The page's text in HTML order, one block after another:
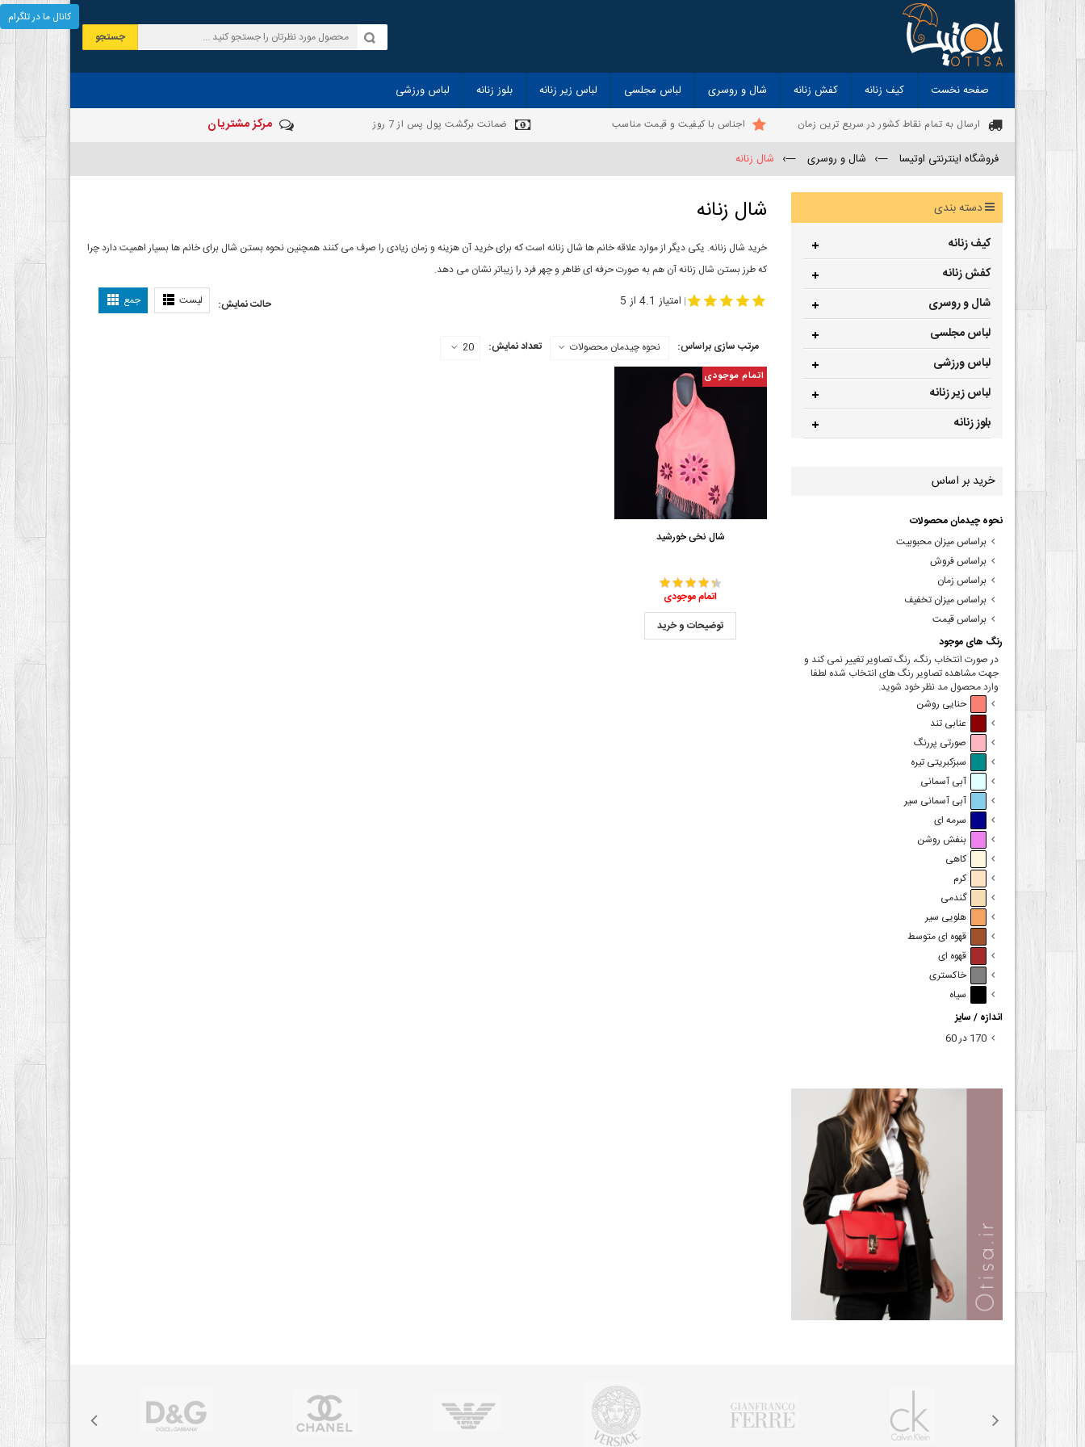
جستجو
صفحه نخست کیف زنانه کفش زنانه شال و روسری لباس مجلسی لباس زیر زنانه بلوز زنانه لباس ورزشی
ارسال به تمام نقاط کشور در سریع ترین زمان اجناس با کیفیت و قیمت مناسب ضمانت برگشت پول پس از 7 روز مرکز مشتریان
فروشگاه اینترنتی اوتیسا —› شال و روسری —› شال زنانه
شال زنانه
خرید شال زنانه. یکی دیگر از موارد علاقه خانم ها شال زنانه است که برای خرید آن هزینه و زمان زیادی را صرف می کنند همچنین نحوه بستن شال برای خانم ها بسیار اهمیت دارد چرا
که طرز بستن شال زنانه آن هم به صورت حرفه ای ظاهر و چهر فرد را زیباتر نشان می دهد.
حالت نمایش: لیست جمع | امتیاز 4.1 از 5
مرتب سازی براساس: نحوه چیدمان محصولات تعداد نمایش: 20
اتمام موجودی
شال نخی خورشید
اتمام موجودی
توضیحات و خرید
دسته بندی
کیف زنانه
کفش زنانه
شال و روسری
لباس مجلسی
لباس ورزشی
لباس زیر زنانه
بلوز زنانه
خرید بر اساس
نحوه چیدمان محصولات
براساس میزان محبوبیت
براساس فروش
براساس زمان
براساس میزان تخفیف
براساس قیمت
رنگ های موجود
در صورت انتخاب رنگ، رنگ تصاویر تغییر نمی کند و
جهت مشاهده تصاویر رنگ های انتخاب شده لطفا
وارد محصول مد نظر خود شوید.
حنایی روشن
عنابی تند
صورتی پررنگ
سبزکبریتی تیره
آبی آسمانی
آبی آسمانی سیر
سرمه ای
بنفش روشن
کاهی
کرم
گندمی
هلویی سیر
قهوه ای متوسط
قهوه ای
خاکستری
سیاه
اندازه / سایز
170 در 60
کانال ما در تلگرام